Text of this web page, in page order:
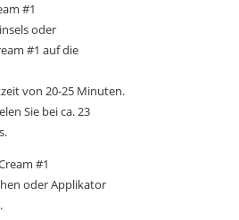
#1
oder
#1 auf die
von 20-25 Minuten.
Sie bei ca. 23
#1
oder Applikator